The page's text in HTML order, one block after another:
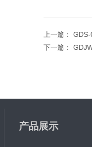
上一篇：
下一篇：
产品展示